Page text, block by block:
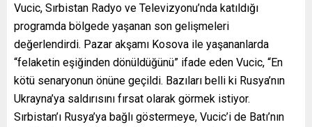
Vucic, Sırbistan Radyo ve Televizyonu’nda katıldığı
programda bölgede yaşanan son gelişmeleri
değerlendirdi. Pazar akşamı Kosova ile yaşananlarda
“felaketin eşiğinden dönüldüğünü” ifade eden Vucic, “En
kötü senaryonun önüne geçildi. Bazıları belli ki Rusya’nın
Ukrayna’ya saldırısını fırsat olarak görmek istiyor.
Sırbistan’ı Rusya’ya bağlı göstermeye, Vucic’i de Batı’nın